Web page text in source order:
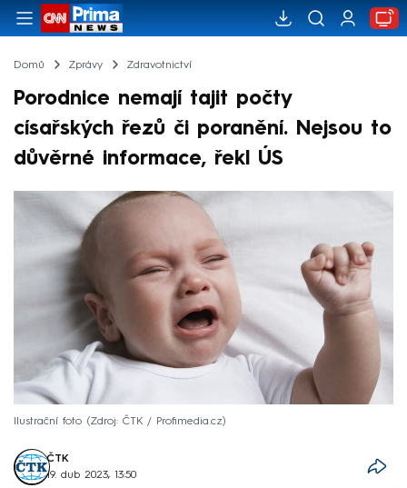
Domů Zprávy Zdravotnictví
Porodnice nemají tajit počty
císařských řezů či poranění. Nejsou to
důvěrné informace, řekl ÚS
Ilustrační foto Zdroj: ČTK / Profimedia.cz
ČTK
19. dub 2023, 13:50